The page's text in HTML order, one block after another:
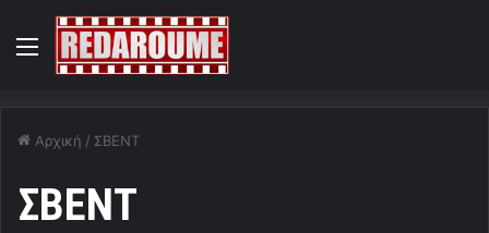
Menu
Αρχική / ΣΒΕΝΤ
ΣΒΕΝΤ